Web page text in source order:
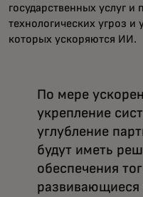
государственных услуг и
технологических угроз и
которых ускоряются ИИ.
По мере
укрепление
углубление
будут иметь
обеспечения